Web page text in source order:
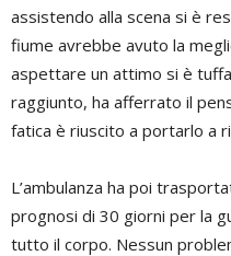
assistendo alla scena si è
fiume avrebbe avuto la
aspettare un attimo si è
raggiunto, ha afferrato il
fatica è riuscito a portarlo a
L’ambulanza ha poi
prognosi di 30 giorni per la
tutto il corpo. Nessun